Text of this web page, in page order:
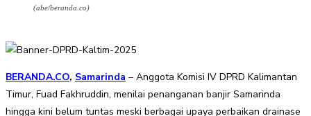
(abe/beranda.co)
BERANDA.CO, Samarinda – Anggota Komisi IV DPRD Kalimantan
Timur, Fuad Fakhruddin, menilai penanganan banjir Samarinda
hingga kini belum tuntas meski berbagai upaya perbaikan drainase